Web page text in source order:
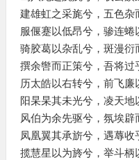
建雄虹之采旄兮，五色杂
服偃蹇以低昂兮，骖连蜷
骑胶葛以杂乱兮，斑漫衍
撰余辔而正策兮，吾将过
历太皓以右转兮，前飞廉
阳杲杲其未光兮，凌天地
风伯为余先驱兮，氛埃辟
凤凰翼其承旂兮，遇蓐收
揽慧星以为旍兮，举斗柄